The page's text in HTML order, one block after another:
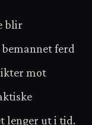
blir
ferd
mot
lenger ut i tid.